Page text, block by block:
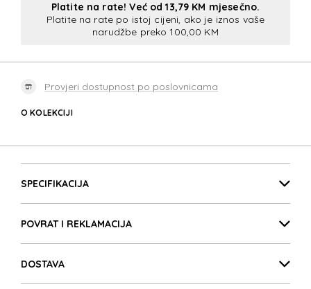
Platite na rate! Već od 13,79 KM mjesečno.
Platite na rate po istoj cijeni, ako je iznos vaše
narudžbe preko 100,00 KM
Provjeri dostupnost po poslovnicama
O KOLEKCIJI
SPECIFIKACIJA
POVRAT I REKLAMACIJA
DOSTAVA
4PACK
4PACK
4PACK